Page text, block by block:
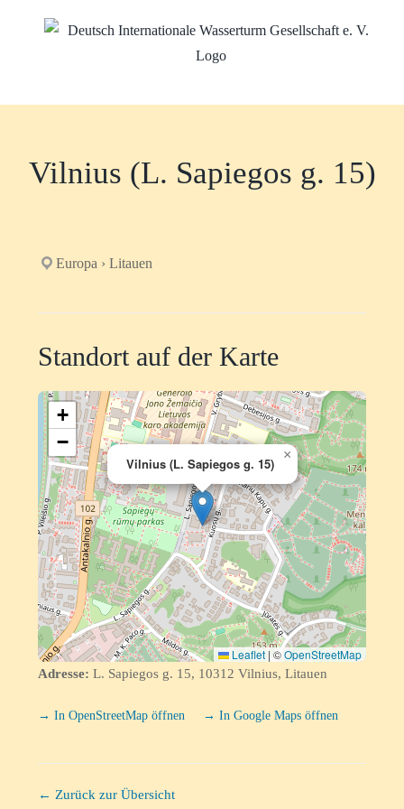
Vilnius (L. Sapiegos g. 15)
Europa › Litauen
Standort auf der Karte
Vilnius (L. Sapiegos g. 15)
×
+
−
Leaflet | ©OpenStreetMap
Adresse: L. Sapiegos g. 15, 10312 Vilnius, Litauen
→ In OpenStreetMap öffnen → In Google Maps öffnen
← Zurück zur Übersicht